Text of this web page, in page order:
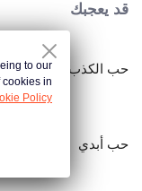
قد يعجبك
حب الكذب
حب أبدي
to our
in
Policy.